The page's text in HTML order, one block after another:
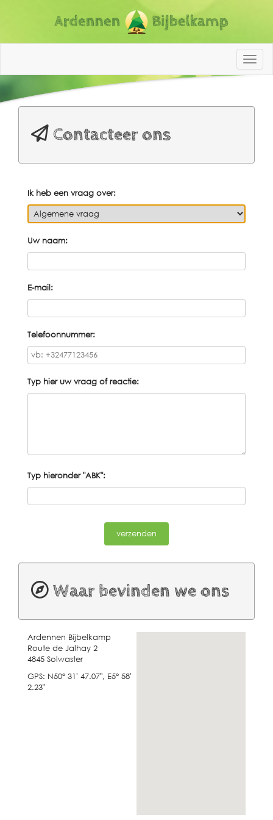
ABK
Contacteer ons
Ik heb een vraag over:
Uw naam:
E-mail:
Telefoonnummer:
Typ hier uw vraag of reactie:
Typ hieronder "ABK":
Waar bevinden we ons
Ardennen Bijbelkamp
Route de Jalhay 2
4845 Solwaster
GPS: N50° 31' 47.07", E5° 58'
2.23"